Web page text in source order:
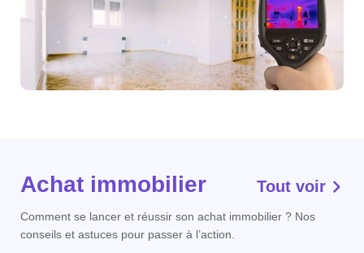
Achat immobilier Tout voir
Comment se lancer et réussir son achat immobilier ? Nos
conseils et astuces pour passer à l’action.